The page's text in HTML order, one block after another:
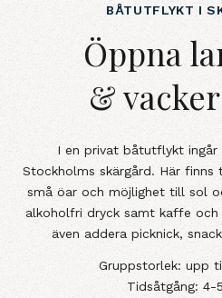
BÅTUTFLYKT I
ÖppnaÖppna
&
I en privat båtutflykt ingår
Stockholms skärgård. Här
små öar och möjlighet till sol
alkoholfri dryck samt kaffe
även addera picknick,
Gruppstorlek: upp
Tidsåtgång: 4-